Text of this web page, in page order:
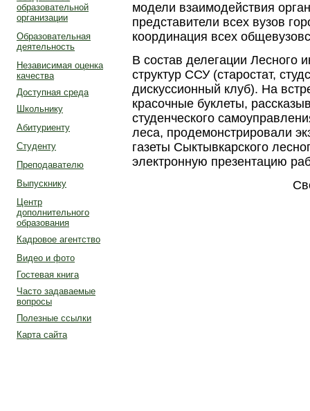
образовательной
организации
Образовательная
деятельность
Независимая оценка
качества
Доступная среда
Школьнику
Абитуриенту
Студенту
Преподавателю
Выпускнику
Центр
дополнительного
образования
Кадровое агентство
Видео и фото
Гостевая книга
Часто задаваемые
вопросы
Полезные ссылки
Карта сайта
модели взаимодействия
представители всех вузов
координация всех
В состав делегации Лесного
структур ССУ (старостат,
дискуссионный клуб). На
красочные буклеты,
студенческого
леса, продемонстрировали
газеты Сыктывкарского
электронную презентацию